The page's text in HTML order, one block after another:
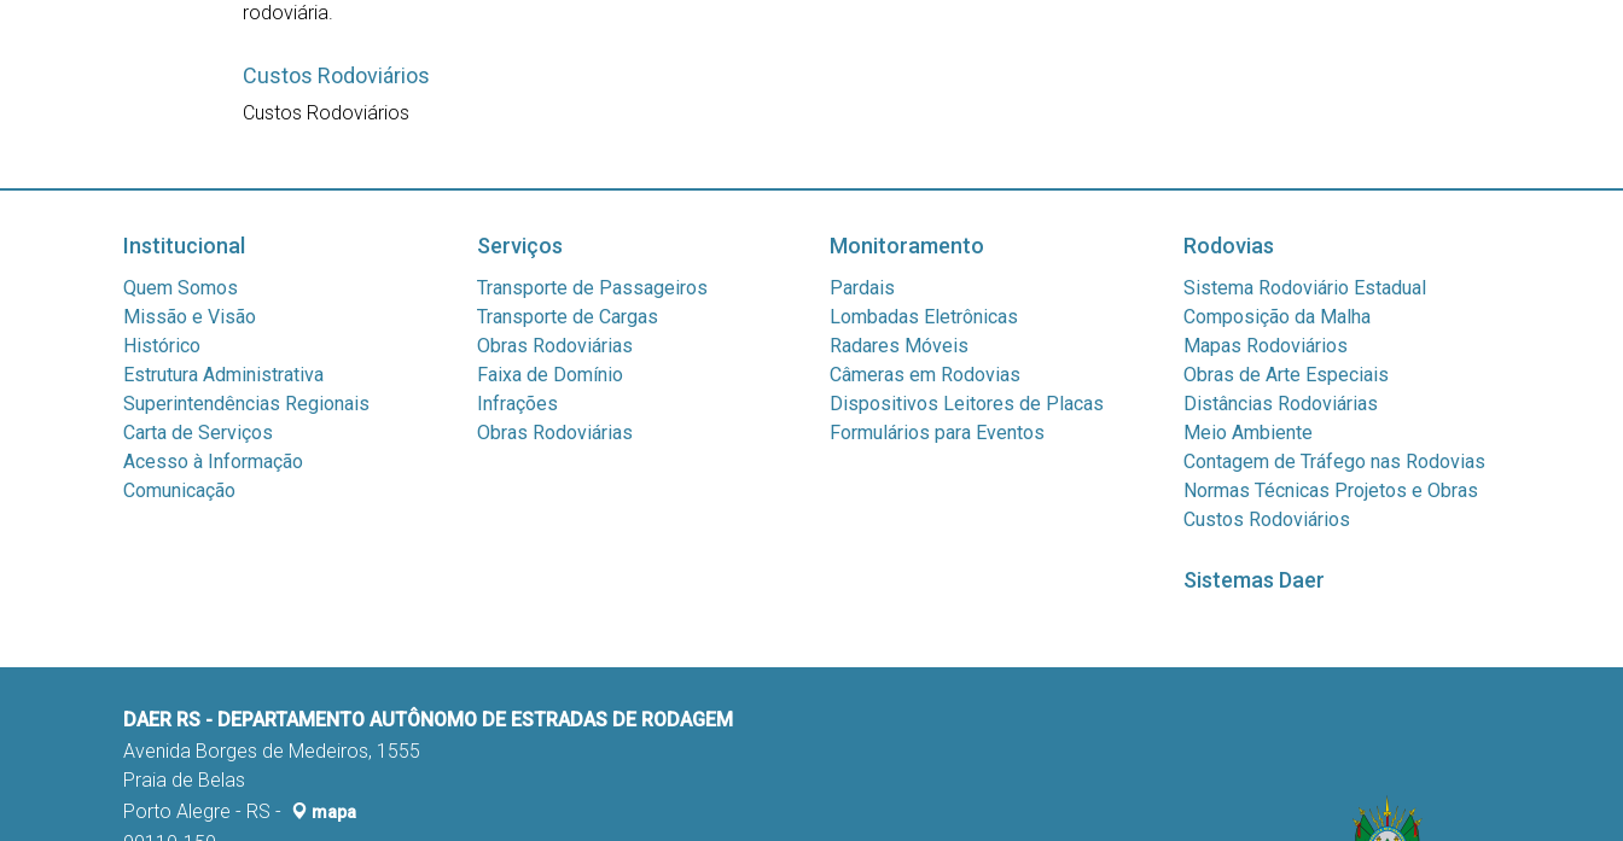
rodoviária.
Custos Rodoviários
Custos Rodoviários
Institucional
Quem Somos
Missão e Visão
Histórico
Estrutura Administrativa
Superintendências Regionais
Carta de Serviços
Acesso à Informação
Comunicação
Serviços
Transporte de Passageiros
Transporte de Cargas
Obras Rodoviárias
Faixa de Domínio
Infrações
Obras Rodoviárias
Monitoramento
Pardais
Lombadas Eletrônicas
Radares Móveis
Câmeras em Rodovias
Dispositivos Leitores de Placas
Formulários para Eventos
Rodovias
Sistema Rodoviário Estadual
Composição da Malha
Mapas Rodoviários
Obras de Arte Especiais
Distâncias Rodoviárias
Meio Ambiente
Contagem de Tráfego nas Rodovias
Normas Técnicas Projetos e Obras
Custos Rodoviários
Sistemas Daer
DAER RS - DEPARTAMENTO AUTÔNOMO DE ESTRADAS DE RODAGEM
Avenida Borges de Medeiros, 1555
Praia de Belas
Porto Alegre - RS -
mapa